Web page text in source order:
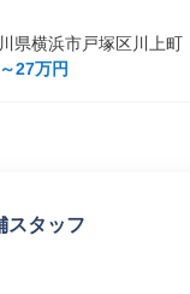
県横浜市戸塚区川上町
27万円
スタッフ